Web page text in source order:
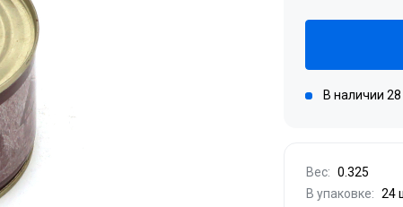
В наличии 28
Вес: 0.325
В упаковке: 24